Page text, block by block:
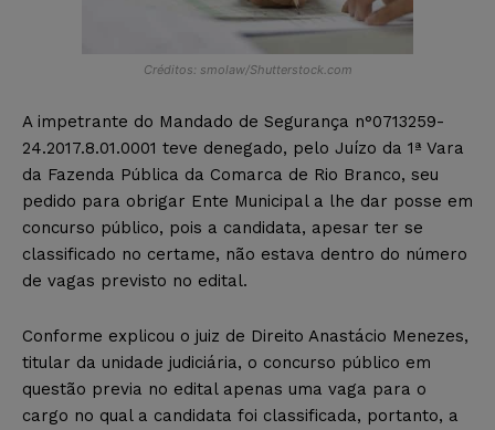
Créditos: smolaw/Shutterstock.com
A impetrante do Mandado de Segurança n°0713259-
24.2017.8.01.0001 teve denegado, pelo Juízo da 1ª Vara
da Fazenda Pública da Comarca de Rio Branco, seu
pedido para obrigar Ente Municipal a lhe dar posse em
concurso público, pois a candidata, apesar ter se
classificado no certame, não estava dentro do número
de vagas previsto no edital.
Conforme explicou o juiz de Direito Anastácio Menezes,
titular da unidade judiciária, o concurso público em
questão previa no edital apenas uma vaga para o
cargo no qual a candidata foi classificada, portanto, a